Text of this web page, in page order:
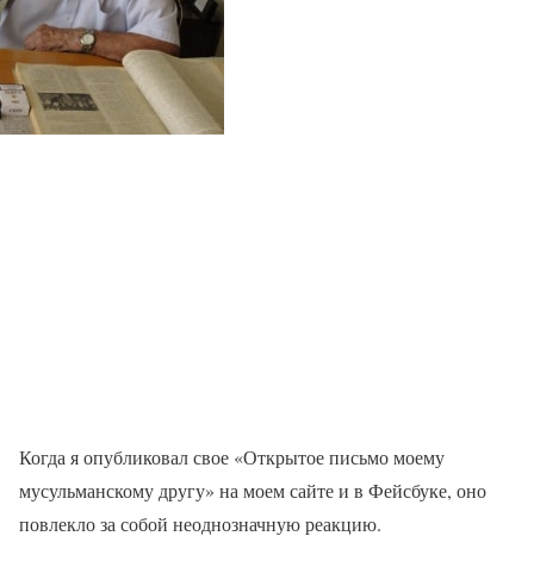
Когда я опубликовал свое «Открытое письмо моему
мусульманскому другу» на моем сайте и в Фейсбуке, оно
повлекло за собой неоднозначную реакцию.